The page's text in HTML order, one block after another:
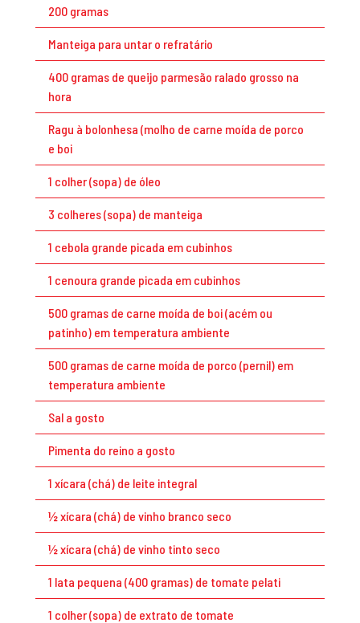
200 gramas
Manteiga para untar o refratário
400 gramas de queijo parmesão ralado grosso na
hora
Ragu à bolonhesa (molho de carne moída de porco
e boi
1 colher (sopa) de óleo
3 colheres (sopa) de manteiga
1 cebola grande picada em cubinhos
1 cenoura grande picada em cubinhos
500 gramas de carne moída de boi (acém ou
patinho) em temperatura ambiente
500 gramas de carne moída de porco (pernil) em
temperatura ambiente
Sal a gosto
Pimenta do reino a gosto
1 xícara (chá) de leite integral
½ xícara (chá) de vinho branco seco
½ xícara (chá) de vinho tinto seco
1 lata pequena (400 gramas) de tomate pelati
1 colher (sopa) de extrato de tomate